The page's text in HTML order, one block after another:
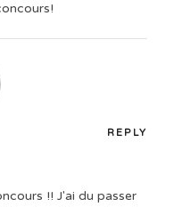
REPLY
!! J'ai du passer